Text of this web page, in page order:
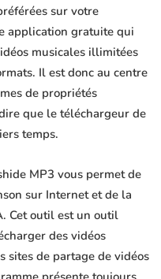
sur votre
application gratuite qui
musicales illimitées
Il est donc au centre
de propriétés
que le téléchargeur de
temps.
MP3 vous permet de
sur Internet et de la
Cet outil est un outil
des vidéos
sites de partage de vidéos